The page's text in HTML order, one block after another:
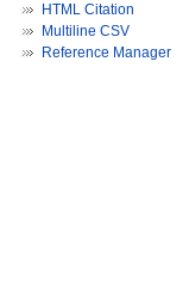
HTML Citation
Multiline CSV
Reference Manager